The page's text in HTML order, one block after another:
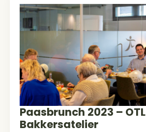
Paasbrunch 2023 – OTL
Bakkersatelier